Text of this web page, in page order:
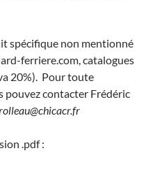
spécifique non mentionné
ferriere.com, catalogues
20%). Pour toute
contacter Frédéric
.pdf :